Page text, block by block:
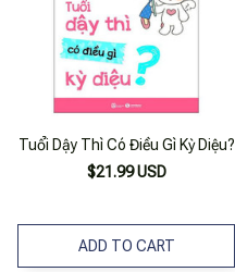
Tuổi Dậy Thì Có Điều Gì Kỳ Diệu?
$21.99 USD
ADD TO CART